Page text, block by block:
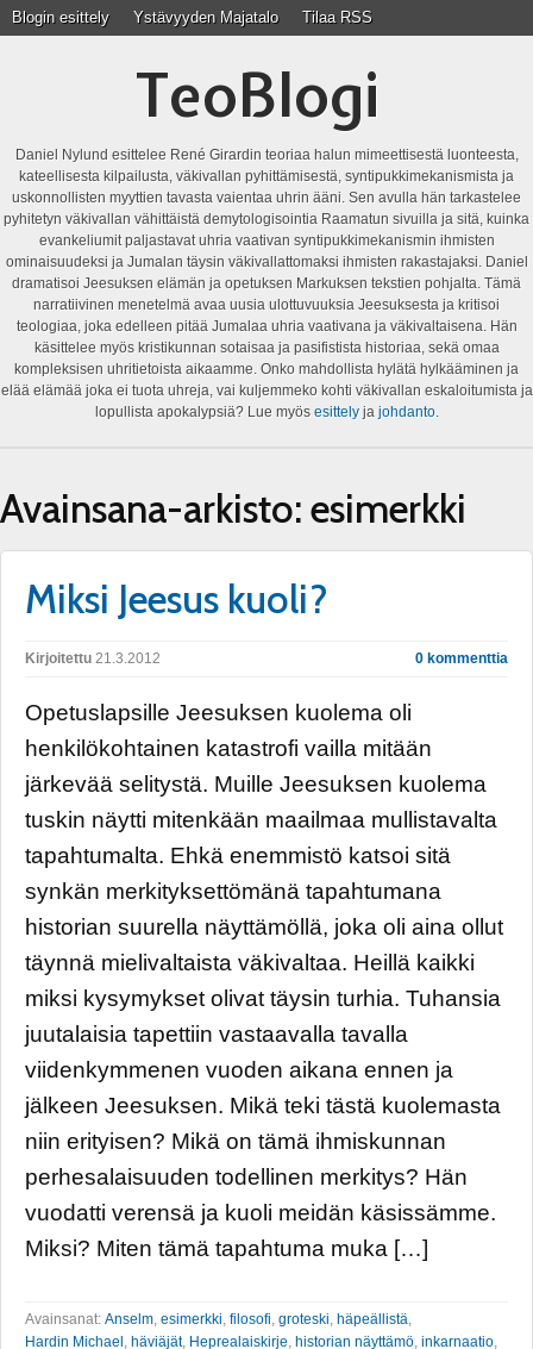
Blogin esittely Ystävyyden Majatalo Tilaa RSS
TeoBlogi
Daniel Nylund esittelee René Girardin teoriaa halun mimeettisestä luonteesta,
kateellisesta kilpailusta, väkivallan pyhittämisestä, syntipukkimekanismista ja
uskonnollisten myyttien tavasta vaientaa uhrin ääni. Sen avulla hän tarkastelee
pyhitetyn väkivallan vähittäistä demytologisointia Raamatun sivuilla ja sitä, kuinka
evankeliumit paljastavat uhria vaativan syntipukkimekanismin ihmisten
ominaisuudeksi ja Jumalan täysin väkivallattomaksi ihmisten rakastajaksi. Daniel
dramatisoi Jeesuksen elämän ja opetuksen Markuksen tekstien pohjalta. Tämä
narratiivinen menetelmä avaa uusia ulottuvuuksia Jeesuksesta ja kritisoi
teologiaa, joka edelleen pitää Jumalaa uhria vaativana ja väkivaltaisena. Hän
käsittelee myös kristikunnan sotaisaa ja pasifistista historiaa, sekä omaa
kompleksisen uhritietoista aikaamme. Onko mahdollista hylätä hylkääminen ja
elää elämää joka ei tuota uhreja, vai kuljemmeko kohti väkivallan eskaloitumista ja
lopullista apokalypsiä? Lue myös esittelyja johdanto.
Avainsana-arkisto: esimerkki
Miksi Jeesus kuoli?
Kirjoitettu 21.3.2012 0 kommenttia
Opetuslapsille Jeesuksen kuolema oli
henkilökohtainen katastrofi vailla mitään
järkevää selitystä. Muille Jeesuksen kuolema
tuskin näytti mitenkään maailmaa mullistavalta
tapahtumalta. Ehkä enemmistö katsoi sitä
synkän merkityksettömänä tapahtumana
historian suurella näyttämöllä, joka oli aina ollut
täynnä mielivaltaista väkivaltaa. Heillä kaikki
miksi kysymykset olivat täysin turhia. Tuhansia
juutalaisia tapettiin vastaavalla tavalla
viidenkymmenen vuoden aikana ennen ja
jälkeen Jeesuksen. Mikä teki tästä kuolemasta
niin erityisen? Mikä on tämä ihmiskunnan
perhesalaisuuden todellinen merkitys? Hän
vuodatti verensä ja kuoli meidän käsissämme.
Miksi? Miten tämä tapahtuma muka […]
Avainsanat: Anselm esimerkki filosofi groteski häpeällistä
Hardin Michael häviäjät, Heprealaiskirje historian näyttämö inkarnaatio